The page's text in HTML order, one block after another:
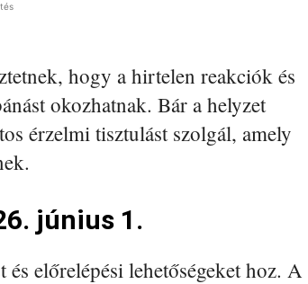
hogy a hirtelen reakciók és
okozhatnak. Bár a helyzet
érzelmi tisztulást szolgál, amely
június 1.
előrelépési lehetőségeket hoz. A